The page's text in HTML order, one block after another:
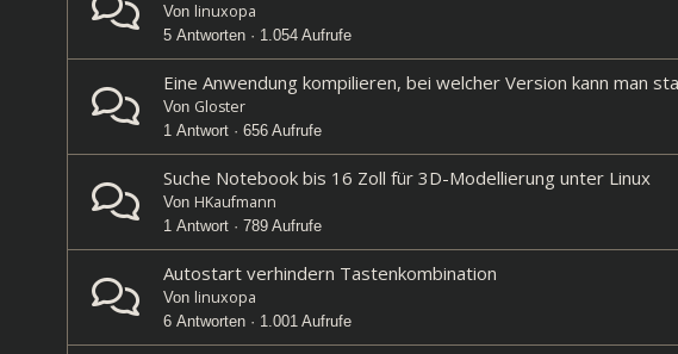
Von linuxopa
5 Antworten · 1.054 Aufrufe
Eine Anwendung kompilieren, bei welcher Version kann man
Von Gloster
1 Antwort · 656 Aufrufe
Suche Notebook bis 16 Zoll für 3D-Modellierung unter Linux
Von HKaufmann
1 Antwort · 789 Aufrufe
Autostart verhindern Tastenkombination
Von linuxopa
6 Antworten · 1.001 Aufrufe